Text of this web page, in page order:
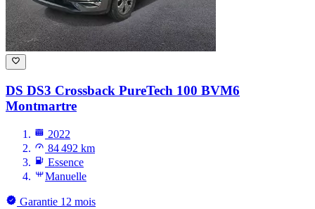
DS DS3 Crossback PureTech 100 BVM6
Montmartre
2022
84 492 km
Essence
Manuelle
Garantie 12 mois